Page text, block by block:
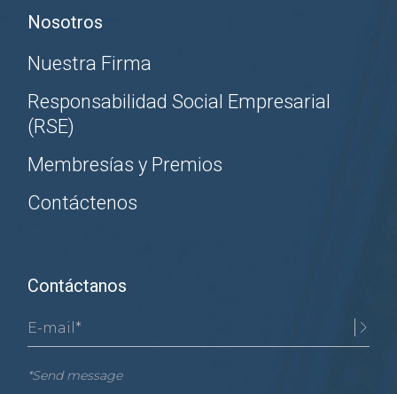
Nosotros
Nuestra Firma
Responsabilidad Social Empresarial
(RSE)
Membresías y Premios
Contáctenos
Contáctanos
*Send message